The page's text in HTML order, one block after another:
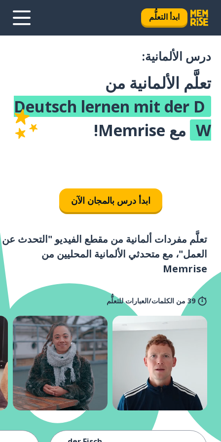
ابدأ التعلُّم
درس الألمانية:
تعلَّم الألمانية من
Deutsch lernen mit der D
W مع Memrise!
ابدأ درس بالمجان الآن
تعلَّم مفردات ألمانية من مقطع الفيديو "التحدث عن
العمل"، مع متحدثي الألمانية المحليين من
Memrise
39 من الكلمات/العبارات للتعلُّم